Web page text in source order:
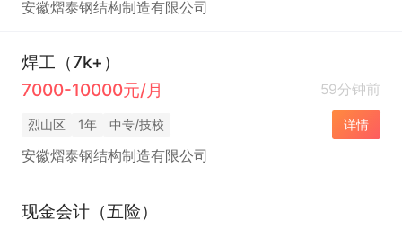
安徽熠泰钢结构制造有限公司
焊工（7k+）
7000-10000元/月
59分钟前
烈山区 1年 中专/技校 详情
安徽熠泰钢结构制造有限公司
现金会计（五险）